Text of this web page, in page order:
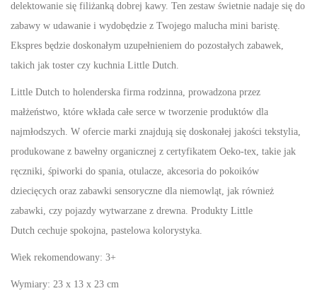
e
s
d
o
k
a
w
y
delektowanie się filiżanką dobrej kawy. Ten zestaw świetnie nadaje się do
zabawy w udawanie i wydobędzie z Twojego malucha mini baristę.
Ekspres będzie doskonałym uzupełnieniem do pozostałych zabawek,
takich jak toster czy kuchnia Little Dutch.
Little Dutch to holenderska firma rodzinna, prowadzona przez
małżeństwo, które wkłada całe serce w tworzenie produktów dla
najmłodszych. W ofercie marki znajdują się doskonałej jakości tekstylia,
produkowane z bawełny organicznej z certyfikatem Oeko-tex, takie jak
ręczniki, śpiworki do spania, otulacze, akcesoria do pokoików
dziecięcych oraz zabawki sensoryczne dla niemowląt, jak również
zabawki, czy pojazdy wytwarzane z drewna. Produkty Little
Dutch cechuje spokojna, pastelowa kolorystyka.
Wiek rekomendowany: 3+
Wymiary: 23 x 13 x 23 cm